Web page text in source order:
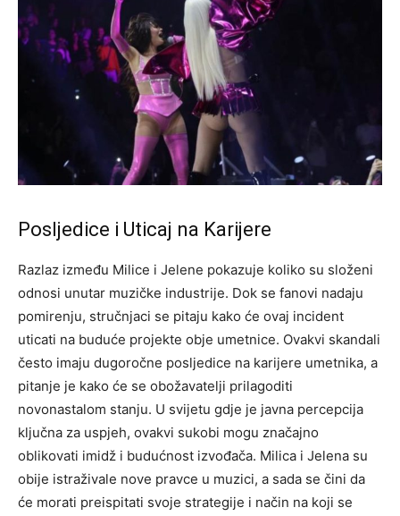
Posljedice i Uticaj na Karijere
Razlaz između Milice i Jelene pokazuje koliko su složeni
odnosi unutar muzičke industrije. Dok se fanovi nadaju
pomirenju, stručnjaci se pitaju kako će ovaj incident
uticati na buduće projekte obje umetnice. Ovakvi skandali
često imaju dugoročne posljedice na karijere umetnika, a
pitanje je kako će se obožavatelji prilagoditi
novonastalom stanju. U svijetu gdje je javna percepcija
ključna za uspjeh, ovakvi sukobi mogu značajno
oblikovati imidž i budućnost izvođača. Milica i Jelena su
obije istraživale nove pravce u muzici, a sada se čini da
će morati preispitati svoje strategije i način na koji se